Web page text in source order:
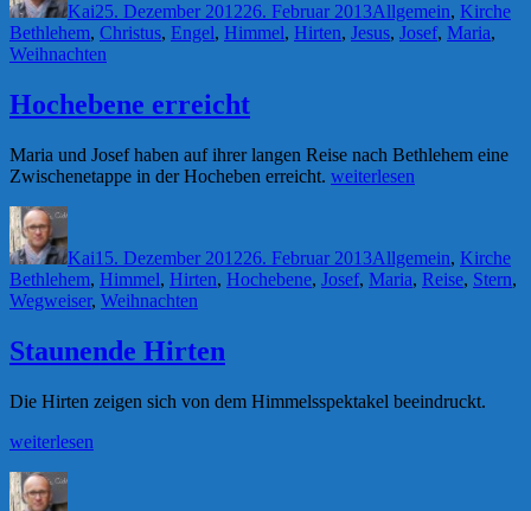
Kai25. Dezember 201226. Februar 2013Allgemein, Kirche
Bethlehem, Christus, Engel, Himmel, Hirten, Jesus, Josef, Maria,
Weihnachten
Hochebene erreicht
Maria und Josef haben auf ihrer langen Reise nach Bethlehem eine
Zwischenetappe in der Hocheben erreicht. „Hochebene
weiterlesen
Autor
Kai15. Dezember 201226. Februar 2013Allgemein, Kirche
Bethlehem, Himmel, Hirten, Hochebene, Josef, Maria, Reise, Stern,
Wegweiser, Weihnachten
Staunende Hirten
Die Hirten zeigen sich von dem Himmelsspektakel beeindruckt.
„Staunende
weiterlesen
Autor